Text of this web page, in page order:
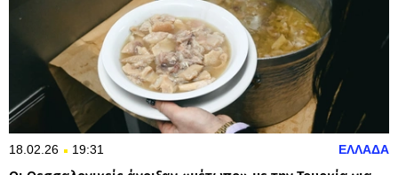
18.02.26 19:31 ΕΛΛΑΔΑ